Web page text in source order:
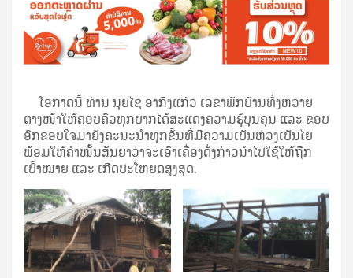
ໂອກາດນີ້ ທ່ານ ນຸຍໄຊ ອາກິງແກ້ວ ເລຂາພັກບ້ານທົ່ງຫວາຍ
ຕາງໜ້າໃຫ້ຄອບຄົວທຸກຍາກໄດ້ສະແດງຄວາມຮູ້ບຸນຄຸນ ແລະ ຂອບ
ອົກຂອບໃຈມາຍັງຄະນະນໍາທຸກຂັ້ນທີ່ມີຄວາມເປັນຫ່ວງເປັນໄຍ
ພ້ອມໃຫ້ຄໍາໝັ້ນສັນຍາວ່າຈະເອົາເຄື່ອງດັ່ງກ່າວນໍາໄປໃຊ້ໃຫ້ຖືກ
ເປົ້າໝາຍ ແລະ ເກີດປະໂຫຍດສູງສຸດ.